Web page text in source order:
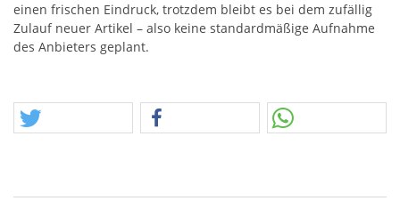
einen frischen Eindruck, trotzdem bleibt es bei dem zufällig
Zulauf neuer Artikel – also keine standardmäßige Aufnahme
des Anbieters geplant.